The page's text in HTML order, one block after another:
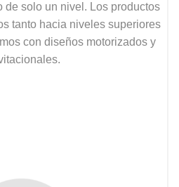
de solo un nivel. Los productos
tanto hacia niveles superiores
con diseños motorizados y